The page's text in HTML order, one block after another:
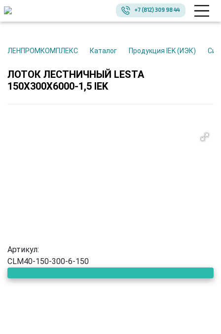
+7 (812) 309 98 44
ЛЕНПРОМКОМПЛЕКС Каталог Продукция IEK (ИЭК)
ЛОТОК ЛЕСТНИЧНЫЙ LESTA
150Х300Х6000-1,5 IEK
Артикул:
CLM40-150-300-6-150